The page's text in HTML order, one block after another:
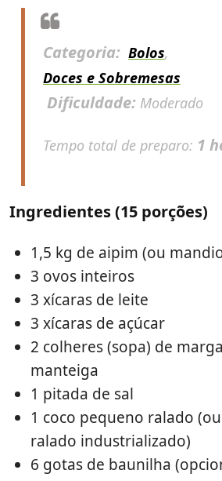
Categoria: Bolos,
Doces e Sobremesas
Dificuldade: Moderado
Tempo total de preparo: 1
Ingredientes (15 porções)
1,5 kg de aipim (ou
3 ovos inteiros
3 xícaras de leite
3 xícaras de açúcar
2 colheres (sopa) de
manteiga
1 pitada de sal
1 coco pequeno ralado
ralado industrializado)
6 gotas de baunilha